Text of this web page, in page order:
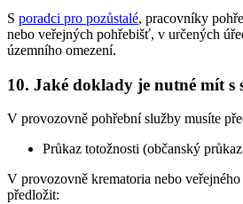
S poradci pro pozůstalé, pracovníky
nebo veřejných pohřebišť, v určených
územního omezení.
10. Jaké doklady je nutné mít s
V provozovně pohřební služby musíte
Průkaz totožnosti (občanský
V provozovně krematoria nebo veřejného
předložit: